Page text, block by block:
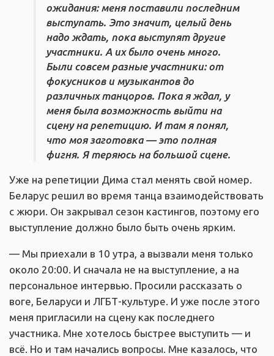
ожидания: меня поставили последним
выступать. Это значит, целый день
надо ждать, пока выступят другие
участники. А их было очень много.
Были совсем разные участники: от
фокусников и музыкантов до
различных танцоров. Пока я ждал, у
меня была возможность выйти на
сцену на репетицию. И там я понял,
что моя заготовка — это полная
фигня. Я теряюсь на большой сцене.
Уже на репетиции Дима стал менять свой номер.
Беларус решил во время танца взаимодействовать
с жюри. Он закрывал сезон кастингов, поэтому его
выступление должно было быть очень ярким.
— Мы приехали в 10 утра, а вызвали меня только
около 20:00. И сначала не на выступление, а на
персональное интервью. Просили рассказать о
воге, Беларуси и ЛГБТ-культуре. И уже после этого
меня пригласили на сцену как последнего
участника. Мне хотелось быстрее выступить — и
всё. Но и там начались вопросы. Мне казалось, что